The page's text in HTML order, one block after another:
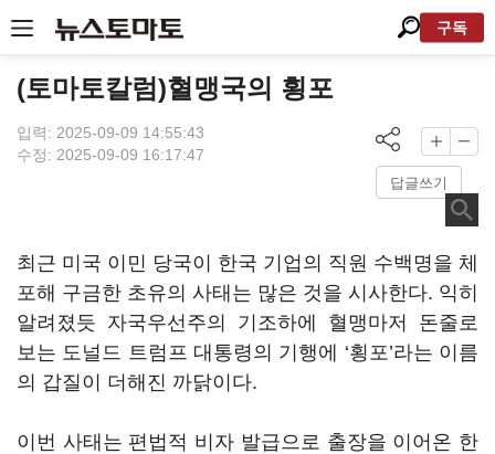
구독
(토마토칼럼)혈맹국의 횡포
입력: 2025-09-09 14:55:43
수정: 2025-09-09 16:17:47
답글쓰기
최근 미국 이민 당국이 한국 기업의 직원 수백명을 체
포해 구금한 초유의 사태는 많은 것을 시사한다. 익히
알려졌듯 자국우선주의 기조하에 혈맹마저 돈줄로
보는 도널드 트럼프 대통령의 기행에 ‘횡포’라는 이름
의 갑질이 더해진 까닭이다.
이번 사태는 편법적 비자 발급으로 출장을 이어온 한